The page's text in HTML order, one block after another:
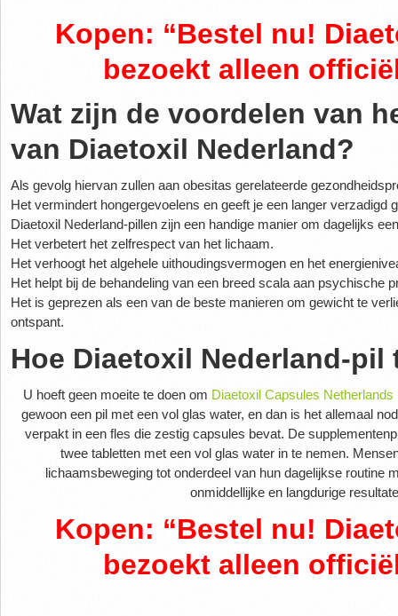
Kopen: “Bestel nu!
bezoekt alleen
Wat zijn de voordelen van
van Diaetoxil Nederland?
Als gevolg hiervan zullen aan obesitas gerelateerde
Het vermindert hongergevoelens en geeft je een langer verzadigd
Diaetoxil Nederland-pillen zijn een handige manier om dagelijks
Het verbetert het zelfrespect van het lichaam.
Het verhoogt het algehele uithoudingsvermogen en het
Het helpt bij de behandeling van een breed scala aan psychische
Het is geprezen als een van de beste manieren om gewicht te
ontspant.
Hoe Diaetoxil Nederland-pil
U hoeft geen moeite te doen om Diaetoxil Capsules Netherlands
gewoon een pil met een vol glas water, en dan is het allemaal
verpakt in een fles die zestig capsules bevat. De
twee tabletten met een vol glas water in te nemen.
lichaamsbeweging tot onderdeel van hun dagelijkse routine
onmiddellijke en langdurige
Kopen: “Bestel nu!
bezoekt alleen